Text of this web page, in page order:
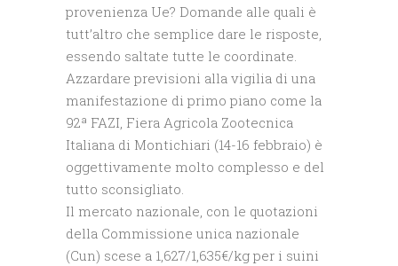
provenienza Ue? Domande alle quali è
tutt’altro che semplice dare le risposte,
essendo saltate tutte le coordinate.
Azzardare previsioni alla vigilia di una
manifestazione di primo piano come la
92ª FAZI, Fiera Agricola Zootecnica
Italiana di Montichiari (14-16 febbraio) è
oggettivamente molto complesso e del
tutto sconsigliato.
Il mercato nazionale, con le quotazioni
della Commissione unica nazionale
(Cun) scese a 1,627/1,635€/kg per i suini